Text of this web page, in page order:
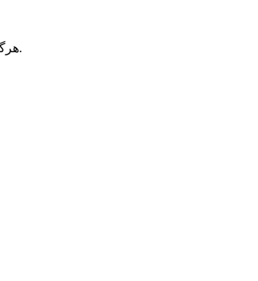
هرگونه کپی برداری بدون مجوز کتبی، مشمول ماده 12 فصل سوم قانون جرائم رایانه ای بوده و پیگرد قانونی خواهد داشت.